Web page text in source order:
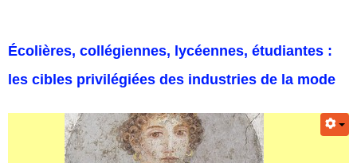
Écolières, collégiennes, lycéennes, étudiantes :
les cibles privilégiées des industries de la mode